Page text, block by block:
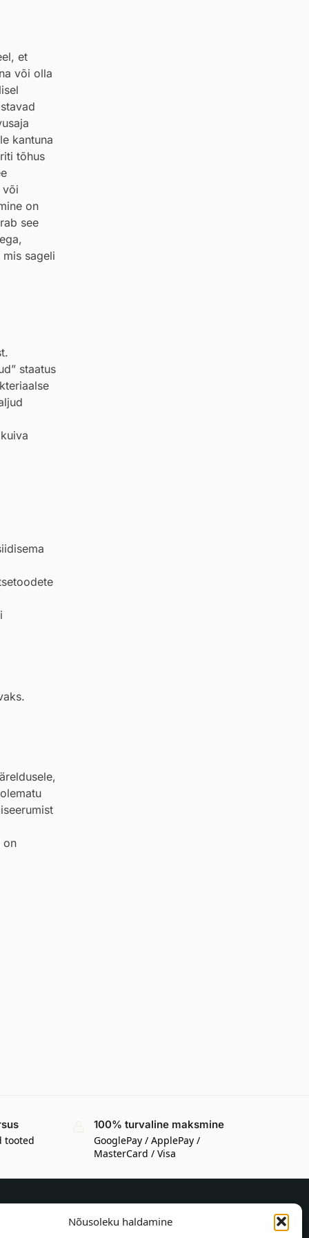
Nõusoleku haldamine
et
või olla
kantuna
tõhus
või
on
see
mis sageli
staatus
on
tooted
100% turvaline maksmine
GooglePay / ApplePay /
MasterCard / Visa
TEAVE OSTJALE